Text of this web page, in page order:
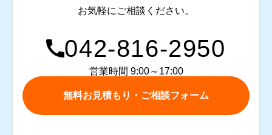
お気軽にご相談ください。
042-816-2950
営業時間 9:00～17:00
無料お見積もり・ご相談フォーム